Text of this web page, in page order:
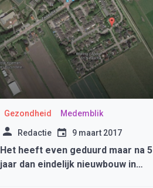
Gezondheid Medemblik
Redactie 9 maart 2017
Het heeft even geduurd maar na 5
jaar dan eindelijk nieuwbouw in